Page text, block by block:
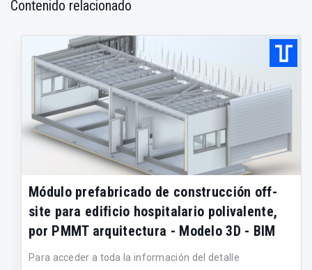
Contenido relacionado
Módulo prefabricado de construcción off-
site para edificio hospitalario polivalente,
por PMMT arquitectura - Modelo 3D - BIM
Para acceder a toda la información del detalle